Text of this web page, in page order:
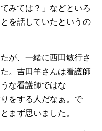
みては？」などといろ
を話していたというの
が、一緒に西田敏行さ
。吉田羊さんは看護師
な看護師ではな
をする人だなぁ。で
まず思いました。